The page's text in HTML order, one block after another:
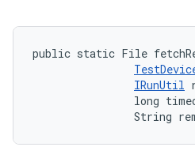
public static File
IRunUtil
long
String